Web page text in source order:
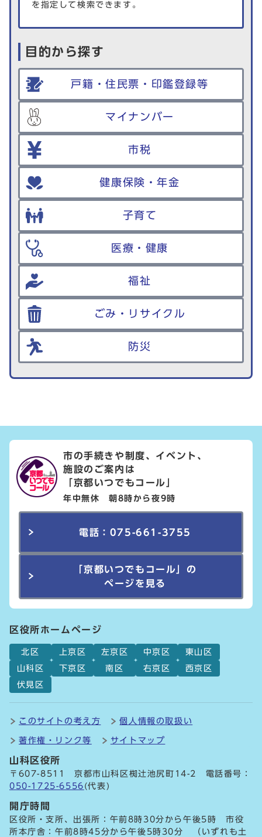
を指定して検索できます。
目的から探す
戸籍・住民票・印鑑登録等
マイナンバー
市税
健康保険・年金
子育て
医療・健康
福祉
ごみ・リサイクル
防災
市の手続きや制度、イベント、
施設のご案内は
「京都いつでもコール」
年中無休 朝8時から夜9時
電話：075-661-3755
「京都いつでもコール」の
ページを見る
区役所ホームページ
北区 上京区 左京区 中京区
東山区
山科区
下京区 南区 右京区
西京区
伏見区
このサイトの考え方 個人情報の取扱い
著作権・リンク等 サイトマップ
山科区役所
〒607-8511 京都市山科区椥辻池尻町14-2 電話番号：
050-1725-6556 (代表)
開庁時間
区役所・支所、出張所：午前8時30分から午後5時 市役
所本庁舎：午前8時45分から午後5時30分 （いずれも土